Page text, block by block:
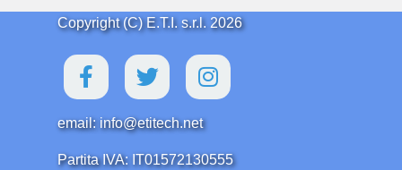
Copyright (C) E.T.I. s.r.l. 2026
email: info@etitech.net
Partita IVA: IT01572130555